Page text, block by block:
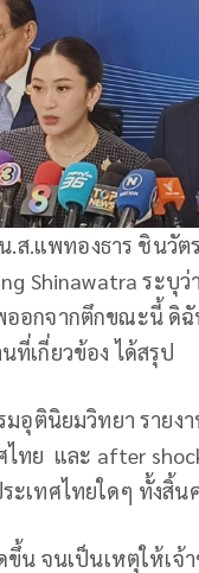
.ส.แพทองธาร ชินวัต
Shinawatra ระบุ
อกจากตึกขณะนี้ ดิฉั
ที่เกี่ยวข้อง ได้สรุป
มอุตินิยมวิทยา รายง
ไทย และ after
ะเทศไทยใดๆ ทั้งสิ้น
ขึ้น จนเป็นเหตุให้เจ้